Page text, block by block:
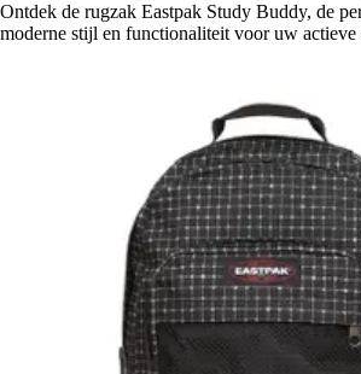
Ontdek de rugzak Eastpak Study Buddy, de
moderne stijl en functionaliteit voor uw actieve